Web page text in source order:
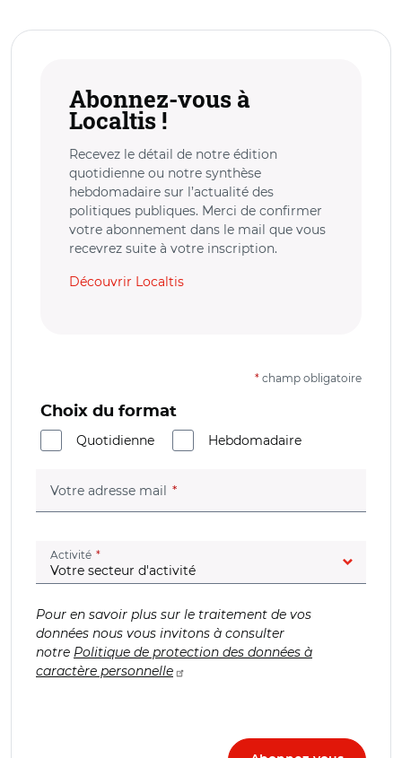
Abonnez-vous à
Localtis !
Recevez le détail de notre édition
quotidienne ou notre synthèse
hebdomadaire sur l’actualité des
politiques publiques. Merci de confirmer
votre abonnement dans le mail que vous
recevrez suite à votre inscription.
Découvrir Localtis
* champ obligatoire
Choix du format
Quotidienne
Hebdomadaire
Votre adresse mail (champ obligatoire)
Activité (champ obligatoire)
Pour en savoir plus sur le traitement de vos
données nous vous invitons à consulter
notre Politique de protection des données à
caractère personnelle